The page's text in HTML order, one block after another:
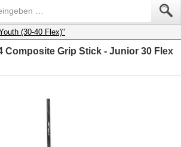
(30-40 Flex)"
Composite Grip Stick - Junior 30 Flex